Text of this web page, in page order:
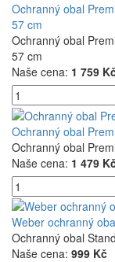
Ochranný obal
57 cm
Ochranný obal
57 cm
Naše cena: 1 759
Ochranný obal
Ochranný obal
Naše cena: 1 479
Weber ochranný
Ochranný obal
Naše cena: 999 Kč